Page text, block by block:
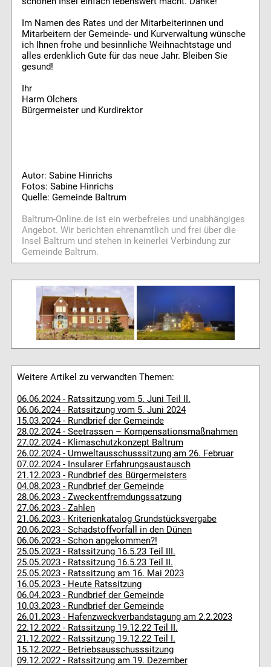
Im Namen des Rates und der Mitarbeiterinnen und
Mitarbeitern der Gemeinde- und Kurverwaltung wünsche
ich Ihnen frohe und besinnliche Weihnachtstage und
alles erdenklich Gute für das neue Jahr. Bleiben Sie
gesund!
Ihr
Harm Olchers
Bürgermeister und Kurdirektor
Autor: Sabine Hinrichs
Fotos: Sabine Hinrichs
Quelle: Gemeinde Baltrum
Baltrum-Online.de ist ein werbefreies und unabhängiges
Angebot. Wir berichten ehrenamtlich und frei über die
Insel Baltrum und stehen in keinerlei Verbindung zur
Gemeinde Baltrum.
Weitere Artikel zu verwandten Themen:
06.06.2024 - Ratssitzung vom 5. Juni Teil II.
06.06.2024 - Ratssitzung vom 5. Juni 2024
15.03.2024 - Rundbrief der Gemeinde
28.02.2024 - Seetrassen – Kompensationsmaßnahmen
27.02.2024 - Klimaschutzkonzept Baltrum
26.02.2024 - Umweltausschusssitzung am 26. Februar
07.02.2024 - Insularer Erfahrungsaustausch
21.12.2023 - Rundbrief des Bürgermeisters
04.08.2023 - Rundbrief der Gemeinde
28.06.2023 - Zweckentfremdungssatzung
27.06.2023 - Zahlen
21.06.2023 - Kriterienkatalog Grundstücksvergabe
20.06.2023 - Schadstoffvorfall in den Dünen
06.06.2023 - Schon angekommen?!
25.05.2023 - Ratssitzung 16.5.23 Teil III.
25.05.2023 - Ratssitzung 16.5.23 Teil II.
25.05.2023 - Ratssitzung am 16. Mai 2023
16.05.2023 - Heute Ratssitzung
06.04.2023 - Rundbrief der Gemeinde
10.03.2023 - Rundbrief der Gemeinde
26.01.2023 - Hafenzweckverbandstagung am 2.2.2023
22.12.2022 - Ratssitzung 19.12.22 Teil II.
21.12.2022 - Ratssitzung 19.12.22 Teil I.
15.12.2022 - Betriebsausschusssitzung
09.12.2022 - Ratssitzung am 19. Dezember